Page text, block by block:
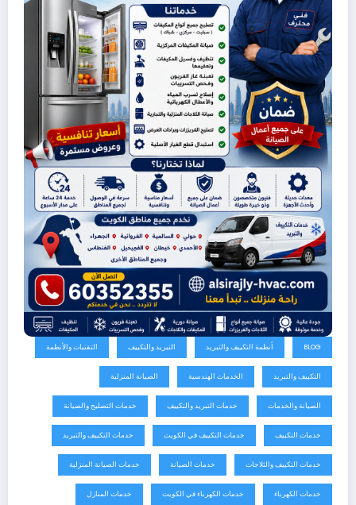
BLOG أنظمة التكييف والتبريد التبريد والتكييف التقنيات والأنظمة
التكييف والتبريد الخدمات الهندسية الصيانة المنزلية
الصيانة والخدمات خدمات التبريد والتكييف خدمات التصليح والصيانة
خدمات التكييف خدمات التكييف في الكويت خدمات التكييف والتبريد
خدمات التكييف والثلاجات خدمات الصيانة خدمات الصيانة المنزلية
خدمات الكهرباء خدمات الكهرباء في الكويت خدمات المنازل